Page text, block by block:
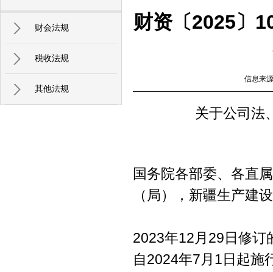
财会法规
税收法规
其他法规
财资〔2025〕
信息来
关于公司法
国务院各部委、各直
（局），新疆生产建
2023年12月29日修订
自2024年7月1日起施